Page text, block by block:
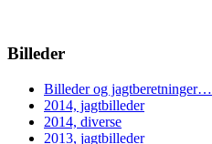
Billeder
Billeder og jagtberetninger…
2014, jagtbilleder
2014, diverse
2013, jagtbilleder